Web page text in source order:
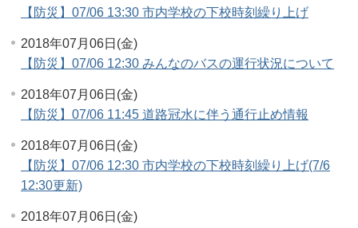
【防災】07/06 13:30 市内学校の下校時刻繰り上げ
2018年07月06日(金)
【防災】07/06 12:30 みんなのバスの運行状況について
2018年07月06日(金)
【防災】07/06 11:45 道路冠水に伴う通行止め情報
2018年07月06日(金)
【防災】07/06 12:30 市内学校の下校時刻繰り上げ(7/6
12:30更新)
2018年07月06日(金)